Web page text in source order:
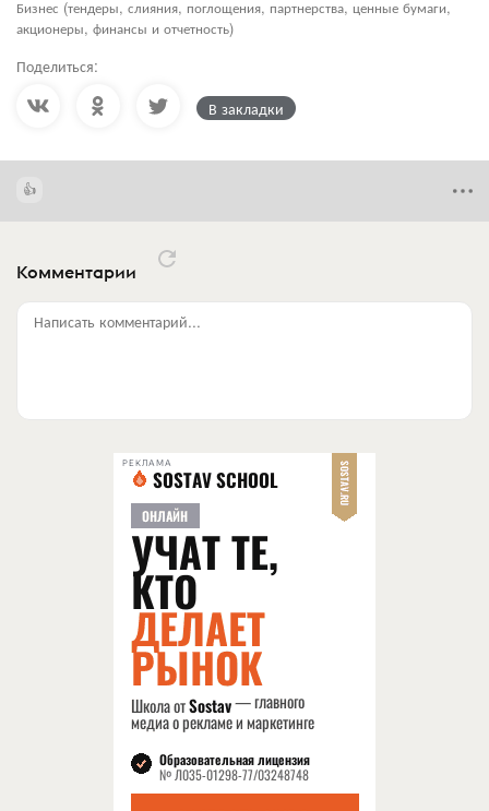
Бизнес (тендеры, слияния, поглощения, партнерства, ценные бумаги,
акционеры, финансы и отчетность)
Поделиться:
В закладки
Комментарии
Написать комментарий...
РЕКЛАМА